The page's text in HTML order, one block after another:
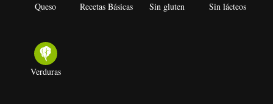
Queso Recetas Básicas Sin gluten Sin lácteos
Verduras